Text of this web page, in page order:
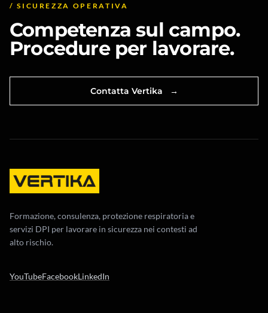
/ SICUREZZA OPERATIVA
Competenza sul campo.
Procedure per lavorare.
Contatta Vertika →
Formazione, consulenza, protezione respiratoria e
servizi DPI per lavorare in sicurezza nei contesti ad
alto rischio.
YouTubeFacebookLinkedIn